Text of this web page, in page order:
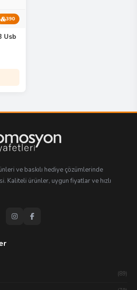
390
Usb
ve baskılı hediye çözümlerinde
Kaliteli ürünler, uygun fiyatlar ve hızlı
(89)